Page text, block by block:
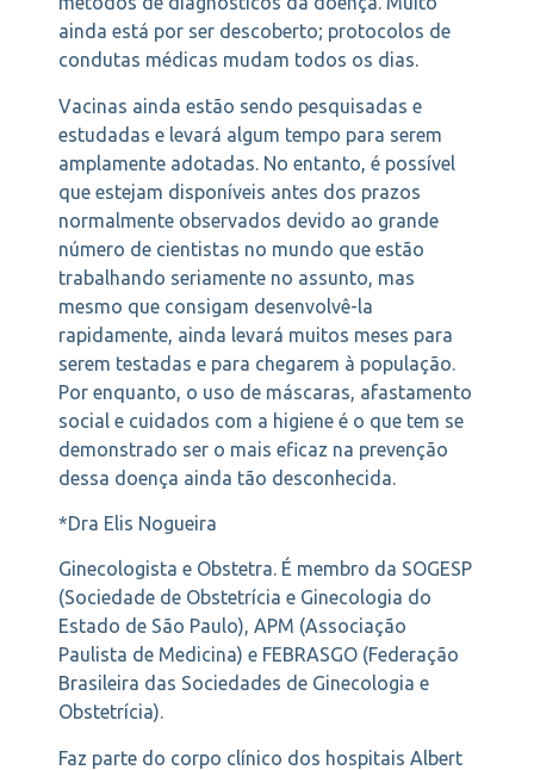
ainda está por ser descoberto; protocolos de
condutas médicas mudam todos os dias.
Vacinas ainda estão sendo pesquisadas e
estudadas e levará algum tempo para serem
amplamente adotadas. No entanto, é possível
que estejam disponíveis antes dos prazos
normalmente observados devido ao grande
número de cientistas no mundo que estão
trabalhando seriamente no assunto, mas
mesmo que consigam desenvolvê-la
rapidamente, ainda levará muitos meses para
serem testadas e para chegarem à população.
Por enquanto, o uso de máscaras, afastamento
social e cuidados com a higiene é o que tem se
demonstrado ser o mais eficaz na prevenção
dessa doença ainda tão desconhecida.
*Dra Elis Nogueira
Ginecologista e Obstetra. É membro da SOGESP
(Sociedade de Obstetrícia e Ginecologia do
Estado de São Paulo), APM (Associação
Paulista de Medicina) e FEBRASGO (Federação
Brasileira das Sociedades de Ginecologia e
Obstetrícia).
Faz parte do corpo clínico dos hospitais Albert